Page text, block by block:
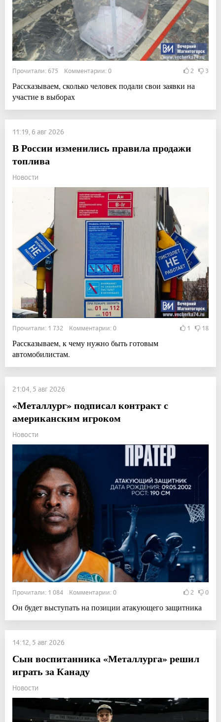
Прочитали: 675 Комментарии: 0 2 3
Рассказываем, сколько человек подали свои заявки на
участие в выборах
11:19, 6 авг 2026
В России изменились правила продажи
топлива
Новости
Прочитали: 1 732 Комментарии: 0 1 18
Рассказываем, к чему нужно быть готовым
автомобилистам.
21:04, 5 авг 2026
«Металлург» подписал контракт с
американским игроком
Новости
Прочитали: 1 084 Комментарии: 0 2 0
Он будет выступать на позиции атакующего защитника
14:12, 5 авг 2026
Сын воспитанника «Металлурга» решил
играть за Канаду
Новости